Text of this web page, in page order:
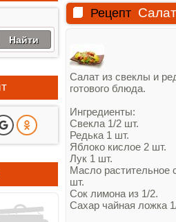
Рецепт
Салат из свеклы и
готового блюда.
Ингредиенты:
Свекла 1/2 шт.
Редька 1 шт.
Яблоко кислое 2 шт.
Лук 1 шт.
Масло растительное
шт.
Сок лимона из 1/2.
Сахар чайная ложка